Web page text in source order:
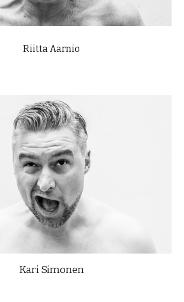
RiittaAarnio
Kari Simonen